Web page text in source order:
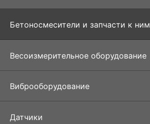
Бетоносмесители и запчасти к ним
Весоизмерительное оборудование
Виброоборудование
Датчики